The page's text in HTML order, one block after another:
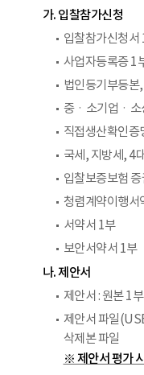
가. 입찰참가신청
입찰참가신청서
사업자등록증 1
법인등기부등본
중ㆍ소기업ㆍ소
직접생산확인증
국세, 지방세, 4
입찰보증보험
청렴계약이행서
서약서 1부
보안서약서 1부
나. 제안서
제안서 : 원본 1
제안서 파일
삭제본 파일
※ 제안서 평가